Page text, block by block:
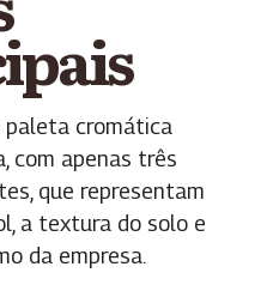
paleta cromática
com apenas três
que representam
a textura do solo e
da empresa.